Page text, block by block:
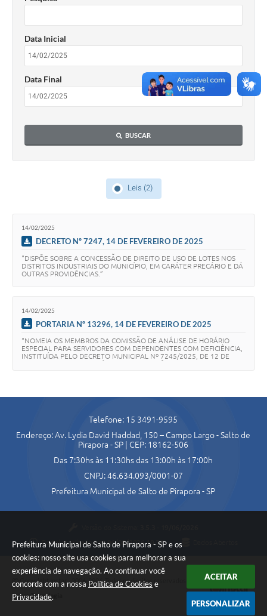
Prefeitura Municipal de Salto de Pirapora - SP e os
cookies: nosso site usa cookies para melhorar a sua
experiência de navegação. Ao continuar você
concorda com a nossa Política de Cookies e
Privacidade.
ACEITAR
PERSONALIZAR
Contratos
Audiências Públicas
Notícias
Links
Serviços Online
Enquete
Agenda
Data Inicial
Data Final
BUSCAR
Leis (2)
14/02/2025
DECRETO Nº 7247, 14 DE FEVEREIRO DE 2025
“DISPÕE SOBRE A CONCESSÃO DE DIREITO DE USO DE LOTES NOS
DISTRITOS INDUSTRIAIS DO MUNICÍPIO, EM CARÁTER PRECÁRIO E DÁ
OUTRAS PROVIDÊNCIAS.”
14/02/2025
PORTARIA Nº 13296, 14 DE FEVEREIRO DE 2025
“NOMEIA OS MEMBROS DA COMISSÃO DE ANÁLISE DE HORÁRIO
ESPECIAL PARA SERVIDORES COM DEPENDENTES COM DEFICIÊNCIA,
INSTITUÍDA PELO DECRETO MUNICIPAL Nº 7245/2025, DE 12 DE
Telefone: 15 3491-9595
Endereço: Av. Lydia David Haddad, 150 – Campo Largo - Salto de
Pirapora - SP | CEP: 18162-506
Das 7:30hs às 11:30hs das 13:00h às 17:00h
CNPJ: 46.634.093/0001-07
Prefeitura Municipal de Salto de Pirapora - SP
Portal atualizado em:06/08/2026 10:30
Copyright Instar - 2006-2026. Todos os direitos reservados -
Instar Tecnologia